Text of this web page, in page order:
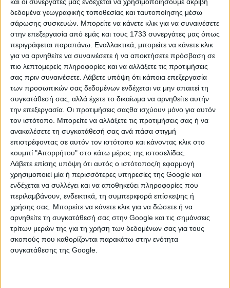
και οι συνεργάτες μας ενδέχεται να χρησιμοποιήσουμε ακριβή
δεδομένα γεωγραφικής τοποθεσίας και ταυτοποίησης μέσω
σάρωσης συσκευών. Μπορείτε να κάνετε κλικ για να συναινέσετε
στην επεξεργασία από εμάς και τους 1733 συνεργάτες μας όπως
περιγράφεται παραπάνω. Εναλλακτικά, μπορείτε να κάνετε κλικ
για να αρνηθείτε να συναινέσετε ή να αποκτήσετε πρόσβαση σε
πιο λεπτομερείς πληροφορίες και να αλλάξετε τις προτιμήσεις
σας πριν συναινέσετε. Λάβετε υπόψη ότι κάποια επεξεργασία
των προσωπικών σας δεδομένων ενδέχεται να μην απαιτεί τη
συγκατάθεσή σας, αλλά έχετε το δικαίωμα να αρνηθείτε αυτήν
την επεξεργασία. Οι προτιμήσεις σαςθα ισχύουν μόνο για αυτόν
τον ιστότοπο. Μπορείτε να αλλάξετε τις προτιμήσεις σας ή να
ανακαλέσετε τη συγκατάθεσή σας ανά πάσα στιγμή
επιστρέφοντας σε αυτόν τον ιστότοπο και κάνοντας κλικ στο
κουμπί "Απορρήτου" στο κάτω μέρος της ιστοσελίδας.
Λάβετε επίσης υπόψη ότι αυτός ο ιστότοπος/η εφαρμογή
χρησιμοποιεί μία ή περισσότερες υπηρεσίες της Google και
ενδέχεται να συλλέγει και να αποθηκεύει πληροφορίες που
περιλαμβάνουν, ενδεικτικά, τη συμπεριφορά επίσκεψης ή
χρήσης σας. Μπορείτε να κάνετε κλικ για να δώσετε ή να
αρνηθείτε τη συγκατάθεσή σας στην Google και τις σημάνσεις
τρίτων μερών της για τη χρήση των δεδομένων σας για τους
σκοπούς που καθορίζονται παρακάτω στην ενότητα
συγκατάθεσης της Google.
Μοναστηράκι Κρήτης
δείτε όλες τις αγγελίες μας
Κωδ. Αγγελίας
Κωδ. Αναφοράς 524/9
Τύπος Προσφορά
Κατηγορία Αγάλματα
Περιοχή Ηράκλειο, Πόλη Ηρακλείου, Τσαλικάκι
Τιμή
ΠΕΡΙΣΣΟΤΕΡΑ
Ανανεώθηκε:
Τετάρτη, 15 Ιουλ 2026
Επισκέψεις:
42
Επικοινωνήστε με τον αγγελιοδότη
Μοναστηράκι Κρήτης